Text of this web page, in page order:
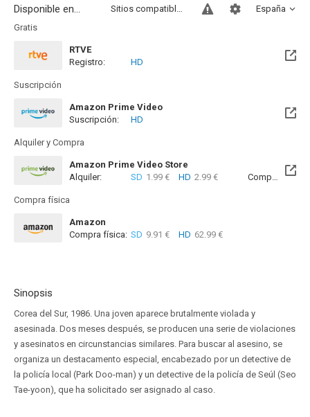
Disponible en... España
Sitios compatibles
Gratis
RTVE
Disponible hasta el Sab, 19 Dic 2026 (Quedan 4 meses)
Registro: HD
Suscripción
Amazon Prime Video
Suscripción:
HD
Alquiler y Compra
Amazon Prime Video Store
Alquiler:
SD 1.99 € HD 2.99 € Compra: SD
Compra física
Amazon
Compra física: SD 9.91 € HD 62.99 €
Sinopsis
Corea del Sur, 1986. Una joven aparece brutalmente violada y
asesinada. Dos meses después, se producen una serie de violaciones
y asesinatos en circunstancias similares. Para buscar al asesino, se
organiza un destacamento especial, encabezado por un detective de
la policía local (Park Doo-man) y un detective de la policía de Seúl (Seo
Tae-yoon), que ha solicitado ser asignado al caso.